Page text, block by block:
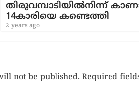
കാണാതായ
not be published. Required